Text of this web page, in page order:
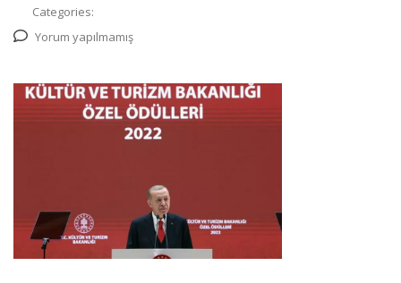
Categories:
Yorum yapılmamış